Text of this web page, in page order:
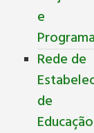
e
Rede de
de
Educação